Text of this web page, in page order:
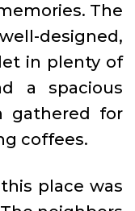
The
designed,
in plenty of
a spacious
gathered for
coffees.
place was